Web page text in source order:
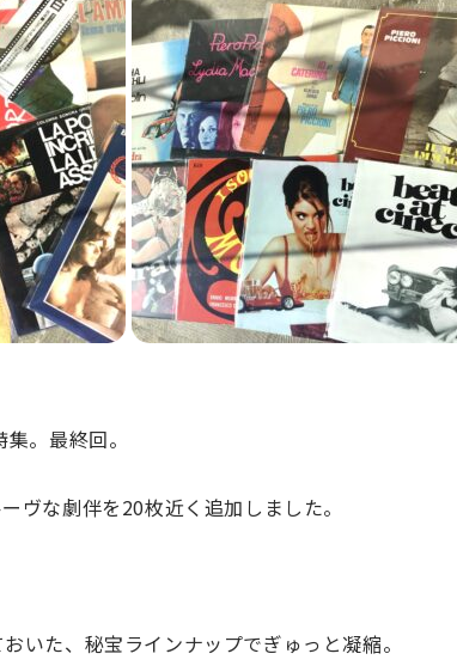
。最終回。
ヴな劇伴を20枚近く追加しました。
いた、秘宝ラインナップでぎゅっと凝縮。